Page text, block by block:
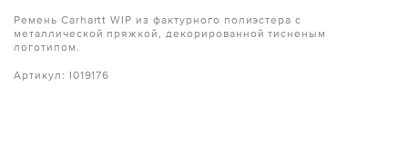
Ремень Carhartt WIP из фактурного полиэстера с
металлической пряжкой, декорированной тисненым
логотипом.
Артикул: I019176